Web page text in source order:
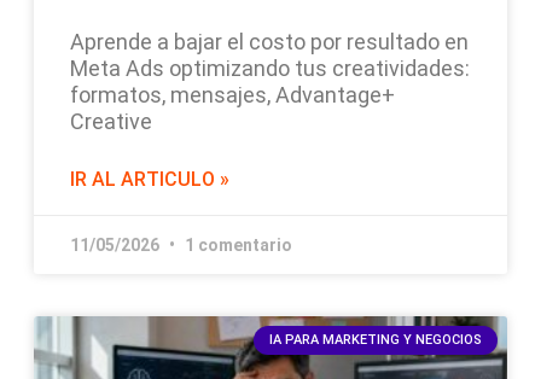
Aprende a bajar el costo por resultado en
Meta Ads optimizando tus creatividades:
formatos, mensajes, Advantage+
Creative
IR AL ARTICULO »
11/05/2026 1 comentario
IA PARA MARKETING Y NEGOCIOS